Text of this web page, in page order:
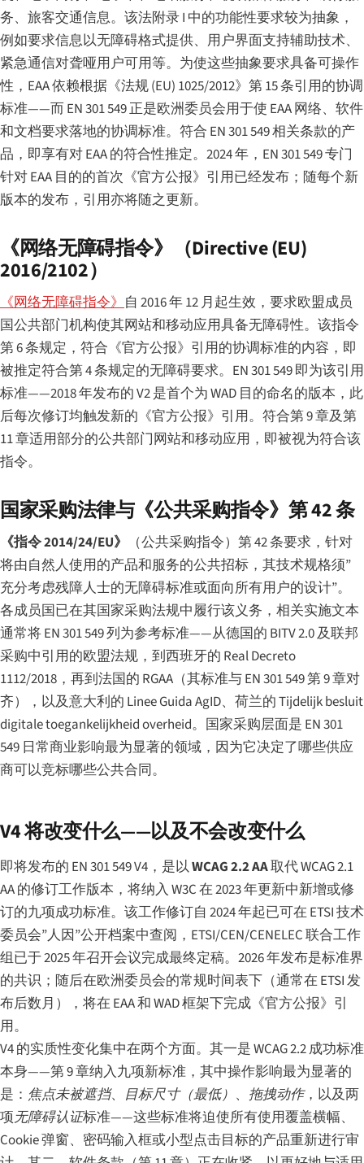
务、旅客交通信息。该法附录 I 中的功能性要求较为抽象，
例如要求信息以无障碍格式提供、用户界面支持辅助技术、
紧急通信对聋哑用户可用等。为使这些抽象要求具备可操作
性，EAA 依赖根据《法规 (EU) 1025/2012》第 15 条引用的协调
标准——而 EN 301 549 正是欧洲委员会用于使 EAA 网络、软件
和文档要求落地的协调标准。符合 EN 301 549 相关条款的产
品，即享有对 EAA 的符合性推定。2024 年，EN 301 549 专门
针对 EAA 目的的首次《官方公报》引用已经发布；随每个新
版本的发布，引用亦将随之更新。
《网络无障碍指令》（Directive (EU)
2016/2102）
《网络无障碍指令》 自 2016 年 12 月起生效，要求欧盟成员
国公共部门机构使其网站和移动应用具备无障碍性。该指令
第 6 条规定，符合《官方公报》引用的协调标准的内容，即
被推定符合第 4 条规定的无障碍要求。EN 301 549 即为该引用
标准——2018 年发布的 V2 是首个为 WAD 目的命名的版本，此
后每次修订均触发新的《官方公报》引用。符合第 9 章及第
11 章适用部分的公共部门网站和移动应用，即被视为符合该
指令。
国家采购法律与《公共采购指令》第 42 条
《指令 2014/24/EU》
（公共采购指令）第 42 条要求，针对
将由自然人使用的产品和服务的公共招标，其技术规格须”
充分考虑残障人士的无障碍标准或面向所有用户的设计”。
各成员国已在其国家采购法规中履行该义务，相关实施文本
通常将 EN 301 549 列为参考标准——从德国的 BITV 2.0 及联邦
采购中引用的欧盟法规，到西班牙的 Real Decreto
1112/2018，再到法国的 RGAA（其标准与 EN 301 549 第 9 章对
齐），以及意大利的 Linee Guida AgID、荷兰的 Tijdelijk besluit
digitale toegankelijkheid overheid。国家采购层面是 EN 301
549 日常商业影响最为显著的领域，因为它决定了哪些供应
商可以竞标哪些公共合同。
V4 将改变什么——以及不会改变什么
即将发布的 EN 301 549 V4，是以WCAG 2.2 AA取代 WCAG 2.1
AA 的修订工作版本，将纳入 W3C 在 2023 年更新中新增或修
订的九项成功标准。该工作修订自 2024 年起已可在 ETSI 技术
委员会”人因”公开档案中查阅，ETSI/CEN/CENELEC 联合工作
组已于 2025 年召开会议完成最终定稿。2026 年发布是标准界
的共识；随后在欧洲委员会的常规时间表下（通常在 ETSI 发
布后数月），将在 EAA 和 WAD 框架下完成《官方公报》引
用。
V4 的实质性变化集中在两个方面。其一是 WCAG 2.2 成功标准
本身——第 9 章纳入九项新标准，其中操作影响最为显著的
是： 焦点未被遮挡、 目标尺寸（最低） 、 拖拽动作，以及两
项无障碍认证标准——这些标准将迫使所有使用覆盖横幅、
Cookie 弹窗、密码输入框或小型点击目标的产品重新进行审